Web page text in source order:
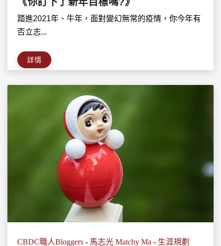
踏進2021年、牛年，面對變幻無常的疫情，你今年有
否立志...
詳情
CBDC職人Bloggers - 馬志光 Matchy Ma - 生涯規劃